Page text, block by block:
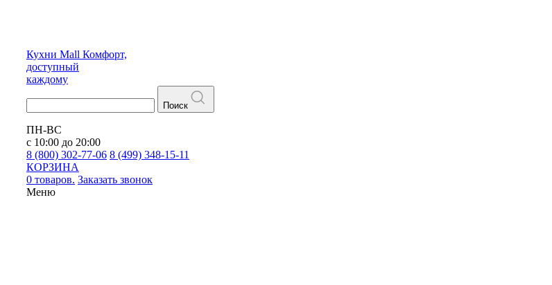
Кухни Mall Комфорт,
доступный
каждому
Поиск
ПН-ВС
с 10:00 до 20:00
8 (800) 302-77-06 8 (499) 348-15-11
КОРЗИНА
0 товаров. Заказать звонок
Меню